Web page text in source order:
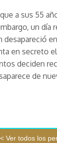
a sus 55
un día
en secreto
deciden
de